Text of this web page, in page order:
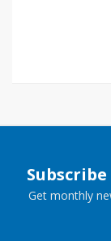
Get monthly